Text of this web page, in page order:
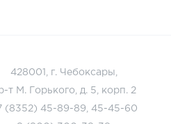
428001, г. Чебоксары,
т М. Горького, д. 5, корп. 2
(8352) 45-89-89 45-45-60